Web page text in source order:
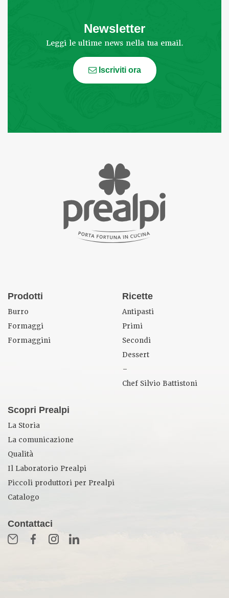
Newsletter
Leggi le ultime news nella tua email.
Iscriviti ora
Prodotti
Burro
Formaggi
Formaggini
Ricette
Antipasti
Primi
Secondi
Dessert
–
Chef Silvio Battistoni
Scopri Prealpi
La Storia
La comunicazione
Qualità
Il Laboratorio Prealpi
Piccoli produttori per Prealpi
Catalogo
Contattaci